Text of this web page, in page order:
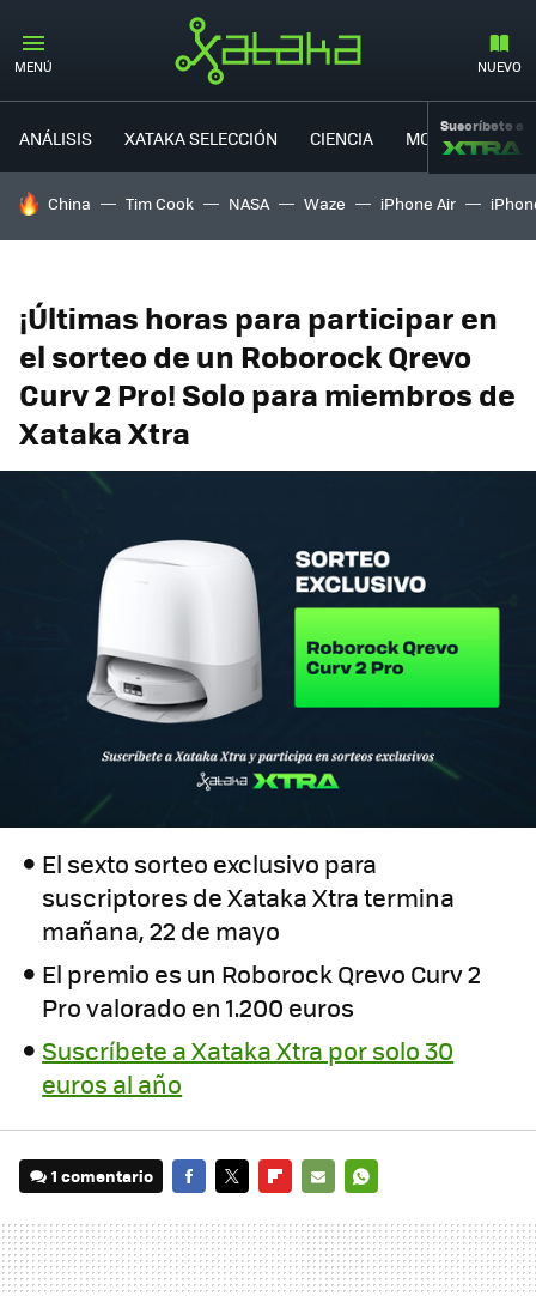
MENÚ NUEVO
ANÁLISIS XATAKA SELECCIÓN CIENCIA MOVILIDAD
Suscríbete a
HOY SE HABLA DE
China Tim Cook NASA Waze iPhone Air
¡Últimas horas para participar en
el sorteo de un Roborock Qrevo
Curv 2 Pro! Solo para miembros de
Xataka Xtra
El sexto sorteo exclusivo para
suscriptores de Xataka Xtra termina
mañana, 22 de mayo
El premio es un Roborock Qrevo Curv 2
Pro valorado en 1.200 euros
Suscríbete a Xataka Xtra por solo 30
euros al año
1 comentario
MAIL